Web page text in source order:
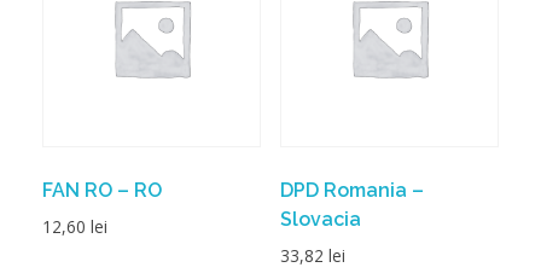
FAN RO – RO
12,60 lei
DPD Romania –
Slovacia
33,82 lei